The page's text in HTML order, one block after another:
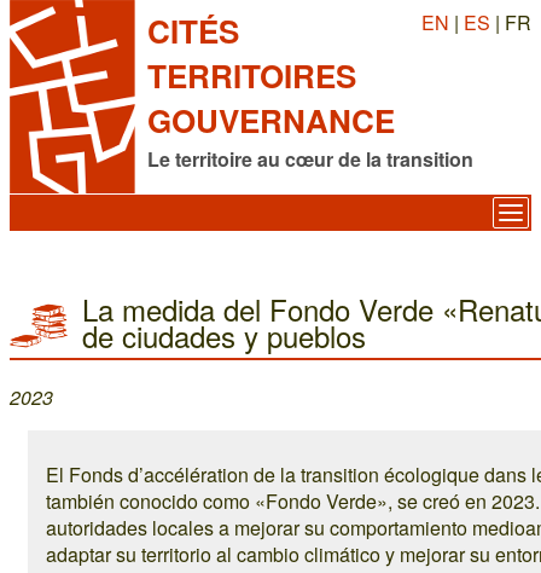
CITÉS
TERRITOIRES
GOUVERNANCE
Le territoire au cœur de la transition
EN | ES | FR
La medida del Fondo Verde
de ciudades y pueblos
2023
El Fonds d’accélération de la transition écologique dans
también conocido como «Fondo Verde», se creó en
autoridades locales a mejorar su comportamiento
adaptar su territorio al cambio climático y mejorar su